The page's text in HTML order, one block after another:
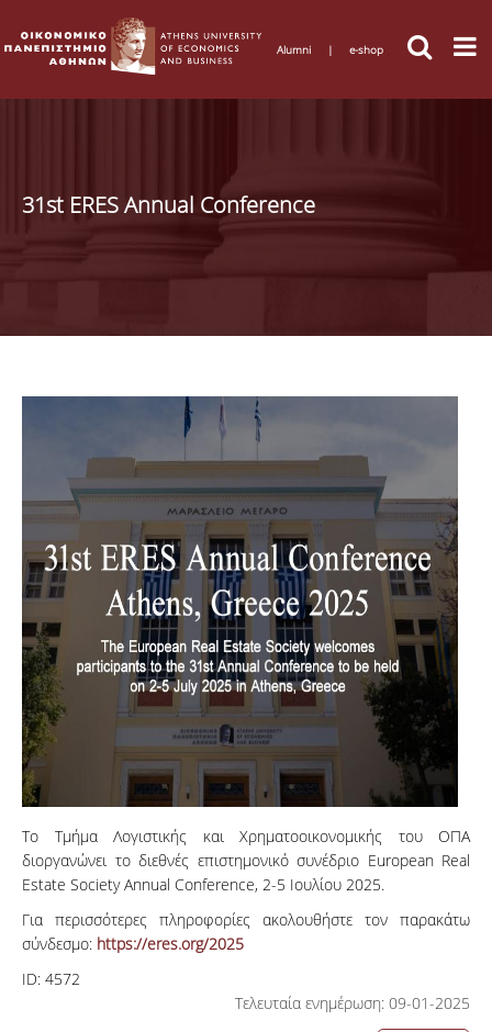
Alumni | e-shop
31st ERES Annual Conference
Το Τμήμα Λογιστικής και Χρηματοοικονομικής του ΟΠΑ
διοργανώνει το διεθνές επιστημονικό συνέδριο European Real
Estate Society Annual Conference, 2-5 Ιουλίου 2025.
Για περισσότερες πληροφορίες ακολουθήστε τον παρακάτω
σύνδεσμο: https://eres.org/2025
ID: 4572
Τελευταία ενημέρωση: 09-01-2025